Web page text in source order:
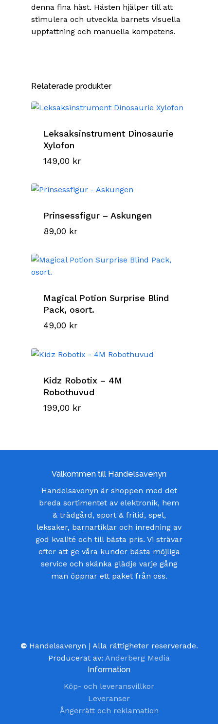
denna fina häst. Hästen hjälper till att
stimulera och utveckla barnets visuella
uppfattning och manuella kompetens.
Relaterade produkter
Leksaksinstrument Dinosaurie
Xylofon
149,00 kr
Prinsessfigur – Askungen
89,00 kr
Magical Potion Surprise Blind
Pack, osort.
49,00 kr
Kidz Robotix – 4M
Robothuvud
199,00 kr
Välkommen till Handelsavenyn
Handelsavenyn är shoppen med det
breda sortimentet av elektronik, hem
& trädgård, sport & fritid, spel,
leksaker, barnartiklar och inredning av
god kvalité och till bästa pris. Vi strävar
efter att ge våra kunder bästa möjliga
service och skänka glädje varje gång
man öppnar ett paket från oss.
© Handelsavenyn | Alla rättigheter reserverade.
Producerat av: Anderberg Media
Information
Köp- och leveransvillkor
Leveranser
Ångerrätt och reklamation